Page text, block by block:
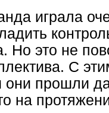
играла
Но это не
С
они прошли
на